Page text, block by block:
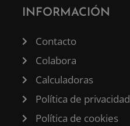
INFORMACIÓN
Contacto
Colabora
Calculadoras
Política de privacidad
Política de cookies